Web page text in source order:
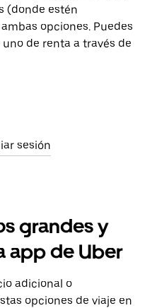
(donde estén
opciones. Puedes
de renta a través de
sesión
grandes y
app de Uber
adicional o
opciones de viaje en